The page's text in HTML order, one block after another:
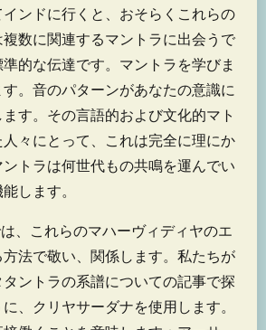
ンドに行くと、おそらくこれらの
数に関連するマントラに出会うで
的な伝達です。マントラを学びま
。音のパターンがあなたの意識に
す。その言語的および文化的マト
人々にとって、これは完全に理にか
トラは何世代もの共鳴を運んでい
します。
、これらのマハーヴィディヤのエ
法で敬い、関係します。私たちが
ントラの系譜についての記事で探
、クリヤサーダナを使用します。